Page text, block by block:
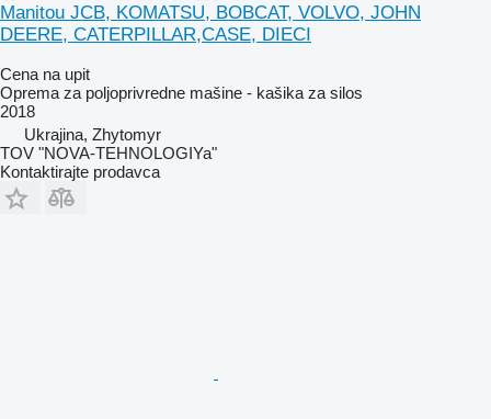
Manitou JCB, KOMATSU, BOBCAT, VOLVO, JOHN
DEERE, CATERPILLAR,CASE, DIECI
Cena na upit
Oprema za poljoprivredne mašine - kašika za silos
2018
Ukrajina, Zhytomyr
TOV "NOVA-TEHNOLOGIYa"
Kontaktirajte prodavca